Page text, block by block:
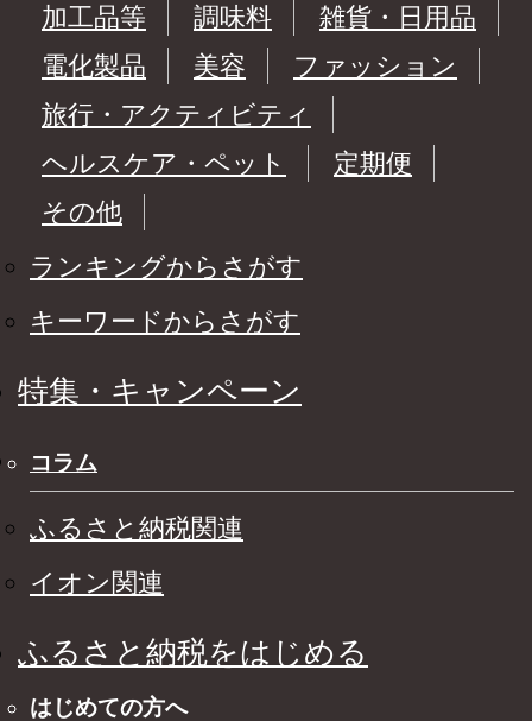
加工品等
調味料
雑貨・日用品
電化製品
美容
ファッション
旅行・アクティビティ
ヘルスケア・ペット
定期便
その他
ランキングからさがす
キーワードからさがす
特集・キャンペーン
コラム
ふるさと納税関連
イオン関連
ふるさと納税をはじめる
はじめての方へ